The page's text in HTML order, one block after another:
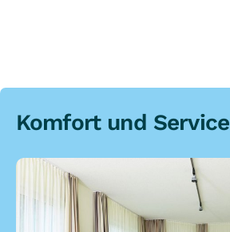
Komfort und Service